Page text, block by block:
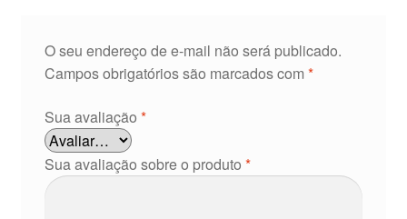
O seu endereço de e-mail não será publicado.
Campos obrigatórios são marcados com *
Sua avaliação *
Sua avaliação sobre o produto *